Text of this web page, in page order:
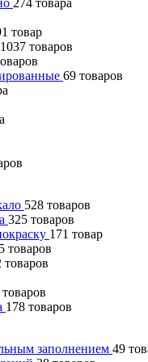
274 товара
товар
1037 товаров
69 товаров
528 товаров
325 товаров
171 товар
товаров
товаров
товаров
178 товаров
заполнением 49